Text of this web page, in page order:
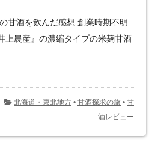
甘酒を飲んだ感想 創業時期不明
上農産』の濃縮タイプの米麹甘酒
北海道・東北地方 • 甘酒探求の旅 • 甘
酒レビュー